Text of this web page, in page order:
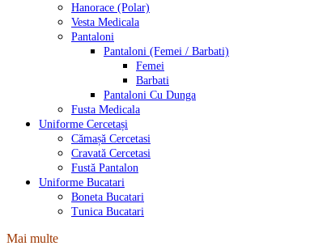
Hanorace (Polar)
Vesta Medicala
Pantaloni
Pantaloni (Femei / Barbati)
Femei
Barbati
Pantaloni Cu Dunga
Fusta Medicala
Uniforme Cercetași
Cămașă Cercetasi
Cravată Cercetasi
Fustă Pantalon
Uniforme Bucatari
Boneta Bucatari
Tunica Bucatari
Mai multe